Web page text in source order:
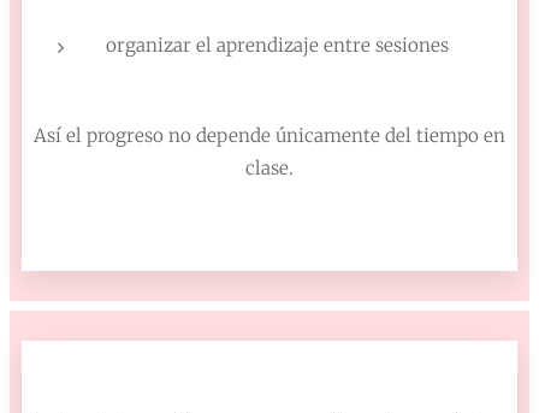
organizar el aprendizaje entre sesiones
Así el progreso no depende únicamente del tiempo en
clase.